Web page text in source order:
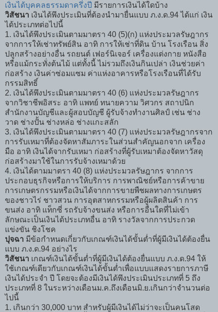
เงินได้บุคคลธรรมดาครึ่งปี มีรายการเงินได้ใดบ้าง
วิสัชนา เงินได้พึงประเมินที่ต้องนำมายื่นแบบ ภ.ง.ด.94 ได้แก่ เงิน
ได้ประเภทต่อไปนี้
1. เงินได้พึงประเมินตามมาตรา 40 (5)(ก) แห่งประมวลรัษฎากร
จากการให้เช่าทรัพย์สิน อาทิ การให้เช่าที่ดิน บ้าน โรงเรือน สิ่ง
ปลูกสร้างอย่างอื่น รถยนต์ เฟอร์นิเจอร์ เครื่องแต่งกาย หนังสือ
หรือแม้กระทั่งต้นไม้ แต่ทั้งนี้ ไม่รวมถึงเงินกินเปล่า เงินช่วยค่า
ก่อสร้าง เงินค่าซ่อมแซม ค่าแห่งอาคารหรือโรงเรือนที่ได้รับ
กรรมสิทธิ์
2. เงินได้พึงประเมินตามมาตรา 40 (6) แห่งประมวลรัษฎากร
จากวิชาชีพอิสระ อาทิ แพทย์ ทนายความ วิศวกร สถาปนิก
สำนักงานบัญชีและผู้สอบบัญชี ผู้รับจ้างทำงานศิลป์ เช่น ช่าง
วาด ช่างปั้น ช่างหล่อ ช่างแกะสลัก
3. เงินได้พึงประเมินตามมาตรา 40 (7) แห่งประมวลรัษฎากรจาก
การรับเหมาที่ต้องจัดหาสัมภาระในส่วนสำคัญนอกจาก เครื่อง
มือ อาทิ เงินได้จากรับเหมา ก่อสร้างที่ผู้รับเหมาต้องจัดหาวัสดุ
ก่อสร้างมาใช้ในการรับจ้างเหมาด้วย
4. เงินได้ตามมาตรา 40 (8) แห่งประมวลรัษฎากร จากการ
ประกอบธุรกิจหรือการให้บริการ การพาณิชย์หรือการค้าขาย
การเกษตรกรรมหรือเงินได้จากการขายพืชผลทางการเกษตร
ของชาวไร่ ชาวสวน การอุตสาหกรรมหรือผู้ผลิตสินค้า การ
ขนส่ง อาทิ แท็กซี่ รถรับจ้างขนส่ง หรือการอื่นใดที่ไม่เข้า
ลักษณะเป็นเงินได้ประเภทอื่น อาทิ รางวัลจากการประกวด
แข่งขัน ชิงโชค
ปุจฉา มีข้อกำหนดเกี่ยวกับเกณฑ์เงินได้ขั้นต่ำที่ผู้มีเงินได้ต้องยื่น
แบบ ภ.ง.ด.94 อย่างไร
วิสัชนา เกณฑ์เงินได้ขั้นต่ำที่ผู้มีเงินได้ต้องยื่นแบบ ภ.ง.ด.94 ให้
ใช้เกณฑ์เดียวกับเกณฑ์เงินได้ขั้นต่ำเพื่อแบบแสดงรายการภาษี
เงินได้ประจำ ปี โดยจะต้องมีเงินได้พึงประเมินประเภทที่ 5 ถึง
ประเภทที่ 8 ในระหว่างเดือนม.ค.ถึงเดือนมิ.ย.เกินกว่าจำนวนต่อ
ไปนี้
1. เกินกว่า 30,000 บาท สำหรับผู้มีเงินได้ไม่ว่าจะเป็นคนโสด